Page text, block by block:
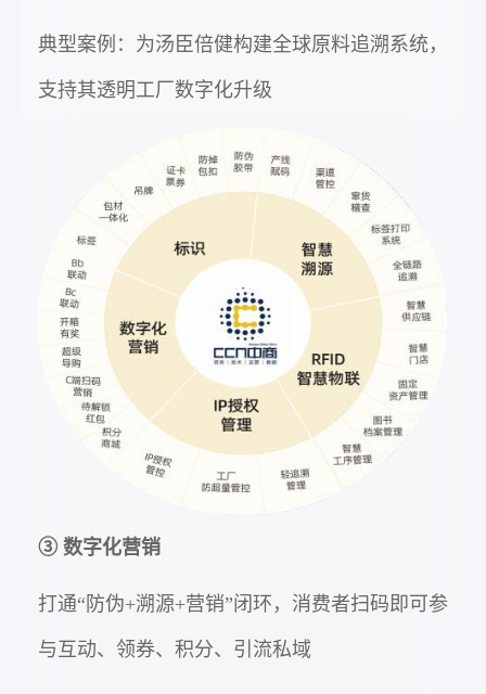
典型案例：为汤臣倍健构建全球原料追溯系统，
支持其透明工厂数字化升级
③ 数字化营销
打通“防伪+溯源+营销”闭环，消费者扫码即可参
与互动、领券、积分、引流私域